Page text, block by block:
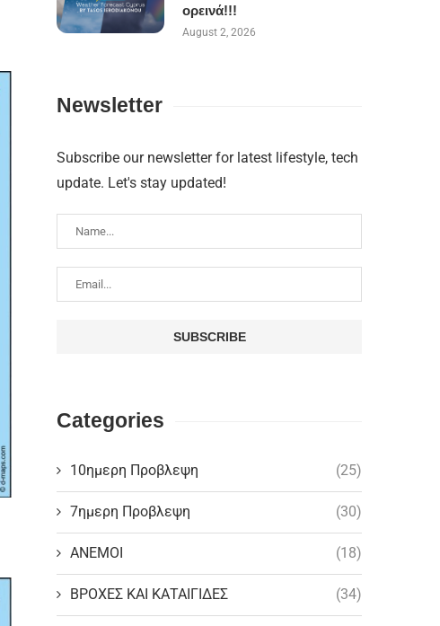
ορεινά!!!
August 2, 2026
Newsletter
Subscribe our newsletter for latest lifestyle, tech
update. Let's stay updated!
Categories
10ημερη Προβλεψη (25)
7ημερη Προβλεψη (30)
ΑΝΕΜΟΙ (18)
ΒΡΟΧΕΣ ΚΑΙ ΚΑΤΑΙΓΙΔΕΣ (34)